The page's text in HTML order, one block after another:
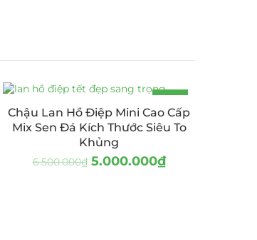
-23%
Chậu Lan Hồ Điệp Mini Cao Cấp
Mix Sen Đá Kích Thước Siêu To
Khủng
6.500.000₫ 5.000.000₫